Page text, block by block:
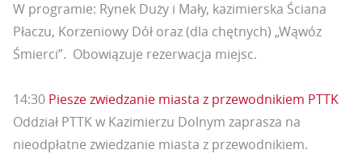
W programie: Rynek Duży i Mały, kazimierska Ściana
Płaczu, Korzeniowy Dół oraz (dla chętnych) „Wąwóz
Śmierci”. Obowiązuje rezerwacja miejsc.
14:30 Piesze zwiedzanie miasta z przewodnikiem PTTK
Oddział PTTK w Kazimierzu Dolnym zaprasza na
nieodpłatne zwiedzanie miasta z przewodnikiem.